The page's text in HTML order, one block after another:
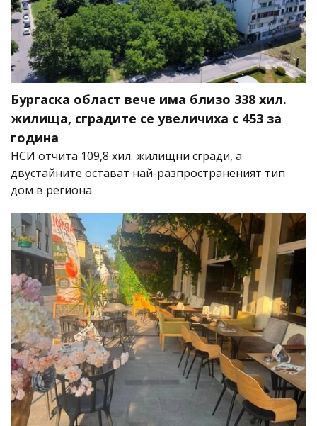
Бургаска област вече има близо 338 хил.
жилища, сградите се увеличиха с 453 за
година
НСИ отчита 109,8 хил. жилищни сгради, а
двустайните остават най-разпространеният тип
дом в региона